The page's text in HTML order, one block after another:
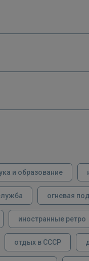
и образование
огневая
иностранные ретро
отдых в СССР